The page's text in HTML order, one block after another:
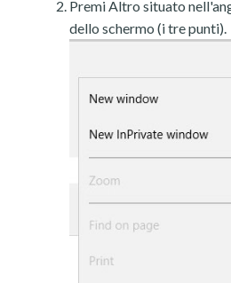
Premi Altro situato
dello schermo (i tre punti).